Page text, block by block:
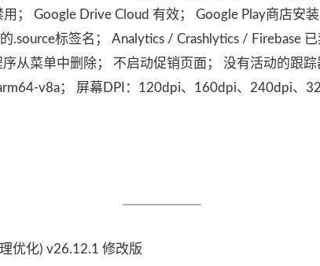
； Google Drive Cloud 有效； Google Play商店安
.source标签名； Analytics / Crashlytics / Firebase
从菜单中删除； 不启动促销页面； 没有活动的跟
v8a； 屏幕DPI：120dpi、160dpi、240dpi、
优化) v26.12.1 修改版